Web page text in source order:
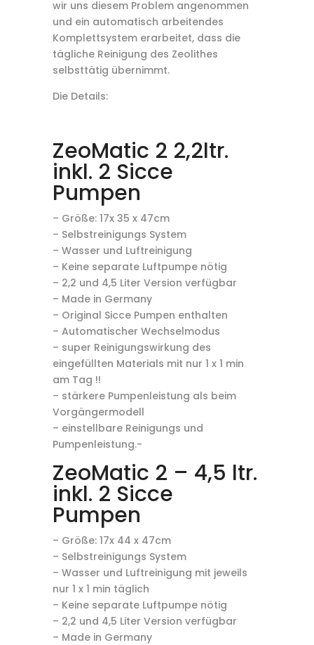
wir uns diesem Problem angenommen
und ein automatisch arbeitendes
Komplettsystem erarbeitet, dass die
tägliche Reinigung des Zeolithes
selbsttätig übernimmt.
Die Details:
ZeoMatic 2 2,2ltr.
inkl. 2 Sicce
Pumpen
– Größe: 17x 35 x 47cm
– Selbstreinigungs System
– Wasser und Luftreinigung
– Keine separate Luftpumpe nötig
– 2,2 und 4,5 Liter Version verfügbar
– Made in Germany
– Original Sicce Pumpen enthalten
– Automatischer Wechselmodus
– super Reinigungswirkung des
eingefüllten Materials mit nur 1 x 1 min
am Tag !!
– stärkere Pumpenleistung als beim
Vorgängermodell
– einstellbare Reinigungs und
Pumpenleistung.-
ZeoMatic 2 – 4,5 ltr.
inkl. 2 Sicce
Pumpen
– Größe: 17x 44 x 47cm
– Selbstreinigungs System
– Wasser und Luftreinigung mit jeweils
nur 1 x 1 min täglich
– Keine separate Luftpumpe nötig
– 2,2 und 4,5 Liter Version verfügbar
– Made in Germany